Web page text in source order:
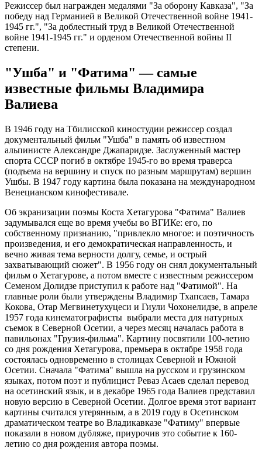
Режиссер был награжден медалями "За оборону Кавказа", "За
победу над Германией в Великой Отечественной войне 1941-
1945 гг.", "За доблестный труд в Великой Отечественной
войне 1941-1945 гг." и орденом Отечественной войны II
степени.
"Ушба" и "Фатима" — самые
известные фильмы Владимира
Валиева
В 1946 году на Тбилисской киностудии режиссер создал
документальный фильм "Ушба" в память об известном
альпинисте Александре Джапаридзе. Заслуженный мастер
спорта СССР погиб в октябре 1945-го во время траверса
(подъема на вершину и спуск по разным маршрутам) вершин
Ушбы. В 1947 году картина была показана на международном
Венецианском кинофестивале.
Об экранизации поэмы Коста Хетагурова "Фатима" Валиев
задумывался еще во время учебы во ВГИКе: его, по
собственному признанию, "привлекло многое: и поэтичность
произведения, и его демократическая направленность, и
вечно живая тема верности долгу, семье, и острый
захватывающий сюжет". В 1956 году он снял документальный
фильм о Хетагурове, а потом вместе с известным режиссером
Семеном Долидзе приступил к работе над "Фатимой". На
главные роли были утверждены Владимир Тхапсаев, Тамара
Кокова, Отар Мегвинетухуцеси и Гиули Чохонелидзе, в апреле
1957 года кинематографисты выбрали места для натурных
съемок в Северной Осетии, а через месяц началась работа в
павильонах "Грузия-фильма". Картину посвятили 100-летию
со дня рождения Хетагурова, премьера в октябре 1958 года
состоялась одновременно в столицах Северной и Южной
Осетии. Сначала "Фатима" вышла на русском и грузинском
языках, потом поэт и публицист Реваз Асаев сделал перевод
на осетинский язык, и в декабре 1965 года Валиев представил
новую версию в Северной Осетии. Долгое время этот вариант
картины считался утерянным, а в 2019 году в Осетинском
драматическом театре во Владикавказе "Фатиму" впервые
показали в новом дубляже, приурочив это событие к 160-
летию со дня рождения автора поэмы.